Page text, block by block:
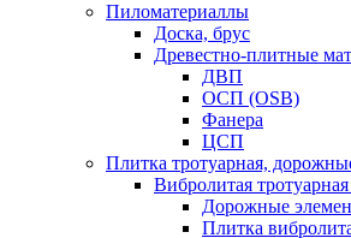
Пиломатериаллы
Доска, брус
Древестно-плитные
ДВП
ОСП (OSB)
Фанера
ЦСП
Плитка тротуарная,
Вибролитая
Дорожные
Плитка